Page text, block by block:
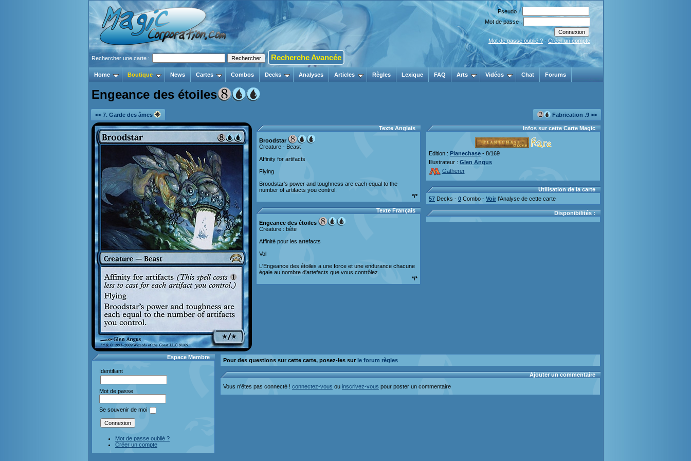
Pseudo :
Mot de passe :
Mot de passe oublié ? - Créer un compte
Rechercher une carte : Recherche Avancée
Home Boutique News Cartes Combos Decks Analyses Articles Règles Lexique FAQ Arts Vidéos Chat Forums
Engeance des étoiles
<< 7. Garde des âmes Fabrication .9 >>
Texte Anglais
Broodstar
Creature - Beast
Affinity for artifacts
Flying
Broodstar's power and toughness are each equal to the
number of artifacts you control.
*/*
Texte Français
Engeance des étoiles
Créature : bête
Affinité pour les artefacts
Vol
L'Engeance des étoiles a une force et une endurance chacune
égale au nombre d'artefacts que vous contrôlez.
*/*
Infos sur cette Carte Magic
Edition : Planechase - 8/169
Illustrateur : Glen Angus
Gatherer
Utilisation de la carte
57 Decks - 0 Combo - Voir l'Analyse de cette carte
Disponibilités :
Espace Membre
Identifiant
Mot de passe
Se souvenir de moi
Mot de passe oublié ?
Créer un compte
Pour des questions sur cette carte, posez-les sur le forum règles
Ajouter un commentaire
Vous n'êtes pas connecté ! connectez-vous ou inscrivez-vous pour poster un commentaire